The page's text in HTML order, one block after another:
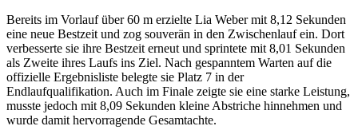
Bereits im Vorlauf über 60 m erzielte Lia Weber mit 8,12 Sekunden
eine neue Bestzeit und zog souverän in den Zwischenlauf ein. Dort
verbesserte sie ihre Bestzeit erneut und sprintete mit 8,01 Sekunden
als Zweite ihres Laufs ins Ziel. Nach gespanntem Warten auf die
offizielle Ergebnisliste belegte sie Platz 7 in der
Endlaufqualifikation. Auch im Finale zeigte sie eine starke Leistung,
musste jedoch mit 8,09 Sekunden kleine Abstriche hinnehmen und
wurde damit hervorragende Gesamtachte.